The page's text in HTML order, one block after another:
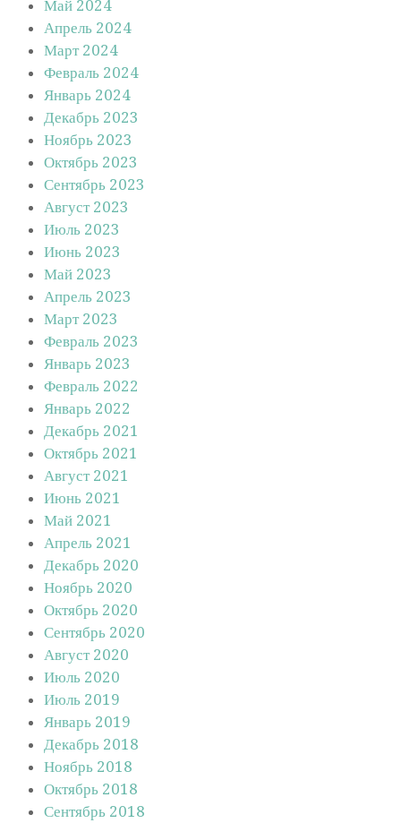
Май 2024
Апрель 2024
Март 2024
Февраль 2024
Январь 2024
Декабрь 2023
Ноябрь 2023
Октябрь 2023
Сентябрь 2023
Август 2023
Июль 2023
Июнь 2023
Май 2023
Апрель 2023
Март 2023
Февраль 2023
Январь 2023
Февраль 2022
Январь 2022
Декабрь 2021
Октябрь 2021
Август 2021
Июнь 2021
Май 2021
Апрель 2021
Декабрь 2020
Ноябрь 2020
Октябрь 2020
Сентябрь 2020
Август 2020
Июль 2020
Июль 2019
Январь 2019
Декабрь 2018
Ноябрь 2018
Октябрь 2018
Сентябрь 2018